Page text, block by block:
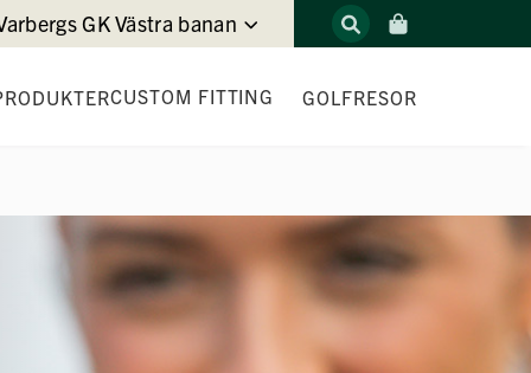
GK Västra banan
CUSTOM FITTING
JÄRN- & HYBRID FITTING
WEDGE FITTING
PUTTER FITTING
GOLFRESOR